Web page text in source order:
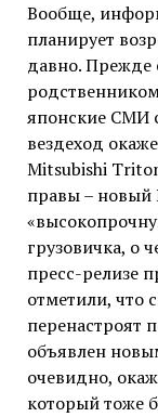
Вообще,
планирует
давно. Прежде
японские СМИ
вездеход
Mitsubishi
правы – новый
грузовичка, о
пресс-релизе
отметили, что
перенастроят
объявлен
очевидно,
который тоже